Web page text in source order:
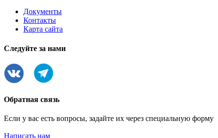
Документы
Контакты
Карта сайта
Следуйте за нами
Обратная связь
Если у вас есть вопросы, задайте их через специальную форму
Написать нам